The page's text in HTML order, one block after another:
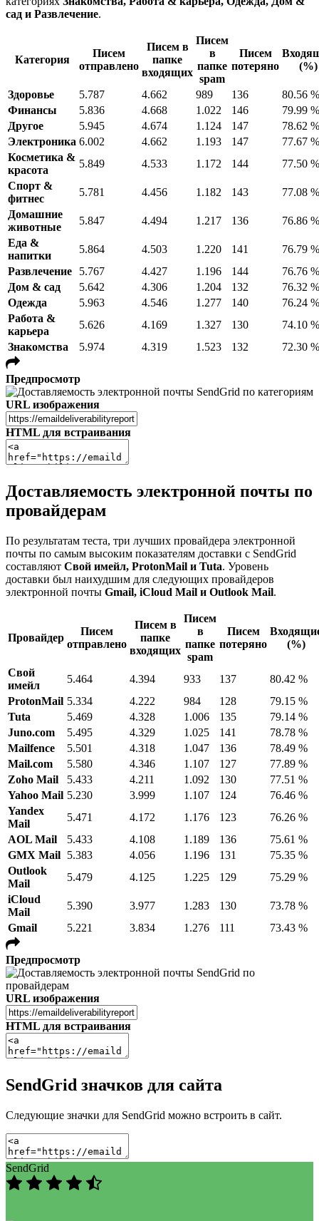
сад и Развлечение.
Категория
Писем
отправлено
Писем в
папке
входящих
Писем
в
папке
spam
Писем
потеряно
(%)
Здоровье 5.787 4.662 989 136
80.56 %
Финансы
5.836 4.668 1.022 146
79.99 %
Другое
5.945 4.674 1.124 147
78.62 %
Электроника 6.002 4.662 1.193 147
77.67 %
Косметика &
красота
5.849 4.533 1.172 144
77.50 %
Спорт &
фитнес
5.781 4.456 1.182 143
77.08 %
Домашние
животные
5.847 4.494 1.217 136
76.86 %
Еда &
напитки
5.864 4.503 1.220 141
76.79 %
Развлечение
5.767 4.427 1.196 144
76.76 %
Дом & сад
5.642 4.306 1.204 132
76.32 %
Одежда
5.963 4.546 1.277 140
76.24 %
Работа &
карьера
5.626 4.169 1.327 130
74.10 %
Знакомства
5.974 4.319 1.523 132 72.30 %
Предпросмотр
URL изображения
HTML для встраивания
Доставляемость электронной почты по
провайдерам
По результатам теста, три лучших провайдера электронной
почты по самым высоким показателям доставки с SendGrid
составляют Свой имейл, ProtonMail и Tuta. Уровень
доставки был наихудшим для следующих провайдеров
электронной почты Gmail, iCloud Mail и Outlook Mail.
Провайдер
Писем
отправлено
Писем в
папке
входящих
Писем
в
папке
spam
Писем
потеряно
(%)
Свой
имейл
5.464 4.394 933 137
80.42 %
ProtonMail 5.334 4.222 984 128
79.15 %
Tuta
5.469 4.328 1.006 135
79.14 %
Juno.com
5.495 4.329 1.025 141
78.78 %
Mailfence
5.501 4.318 1.047 136
78.49 %
Mail.com
5.580 4.346 1.107 127
77.89 %
Zoho Mail
5.433 4.211 1.092 130
77.51 %
Yahoo Mail 5.230 3.999 1.107 124
76.46 %
Yandex
Mail
5.471 4.172 1.176 123
76.26 %
AOL Mail
5.433 4.108 1.189 136
75.61 %
GMX Mail 5.383 4.056 1.196 131
75.35 %
Outlook
Mail
5.479 4.125 1.225 129
75.29 %
iCloud
Mail
5.390 3.977 1.283 130
73.78 %
Gmail
5.221 3.834 1.276 111 73.43 %
Предпросмотр
URL изображения
HTML для встраивания
SendGrid значков для сайта
Следующие значки для SendGrid можно встроить в сайт.
SendGrid